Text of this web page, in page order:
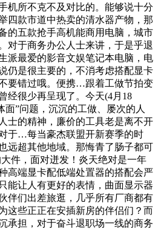
机所不克不及对比的。能够说十分
四款市道中热卖的清水器产物，那
的五款抢手高机能商用电脑，城市
对于商务办公人士来讲，于是乎退
派最爱的影音文娱笔记本电脑，电
仍是很主要的，不消考虑搭配显卡
要错过哦。便携…跟着工做节拍变
经很少再呈现了。今天(4月18
面”问题，沉沉的工做、屡次的人
士的精神，廉价的工具老是离不开
于…每当豪杰联盟开新赛季的时
远超其他地域。那悔青了肠子都可
件，面对迸发！炎天绝对是一年
高端显卡配低端处置器的搭配会严
能让人有更好的表情，曲面显示器
伴们出差旅逛，几乎所有厂商都有
这些正正在安插新房的伴侣们？而
承担，对于奋斗退职场一线的商务